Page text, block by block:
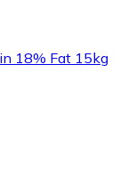
18% Fat 15kg